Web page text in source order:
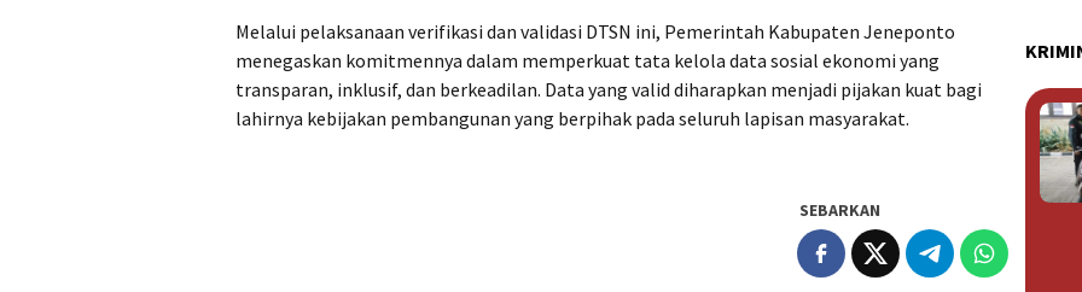
Melalui pelaksanaan verifikasi dan validasi DTSN ini, Pemerintah Kabupaten Jeneponto
menegaskan komitmennya dalam memperkuat tata kelola data sosial ekonomi yang
transparan, inklusif, dan berkeadilan. Data yang valid diharapkan menjadi pijakan kuat bagi
lahirnya kebijakan pembangunan yang berpihak pada seluruh lapisan masyarakat.
SEBARKAN